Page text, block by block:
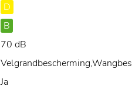
D
B
70 dB
Ja